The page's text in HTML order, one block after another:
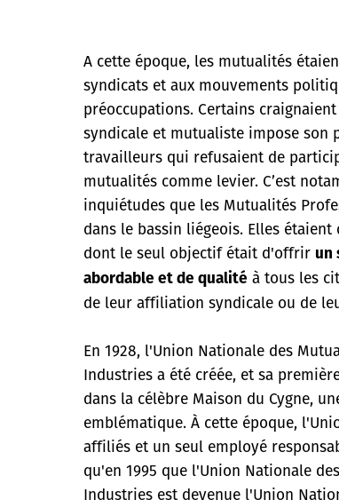
A cette époque, les mutualités
syndicats et aux mouvements
préoccupations. Certains
syndicale et mutualiste impose son
travailleurs qui refusaient de
mutualités comme levier. C’est
inquiétudes que les Mutualités
dans le bassin liégeois. Elles
dont le seul objectif était d'offrir un
abordable et de qualité à tous les
de leur affiliation syndicale ou de
En 1928, l'Union Nationale des
Industries a été créée, et sa
dans la célèbre Maison du Cygne,
emblématique. À cette époque,
affiliés et un seul employé
qu'en 1995 que l'Union Nationale
Industries est devenue l'Union